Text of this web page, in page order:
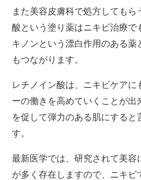
また美容皮膚科で処方しても
酸という塗り薬はニキビ治療で
キノンという漂白作用のある薬
もつながります。
レチノイン酸は、ニキビケア
ーの働きを高めていくことが
を促して弾力のある肌にすると
す。
最新医学では、研究されて美容
が多く存在しますので、ニキ